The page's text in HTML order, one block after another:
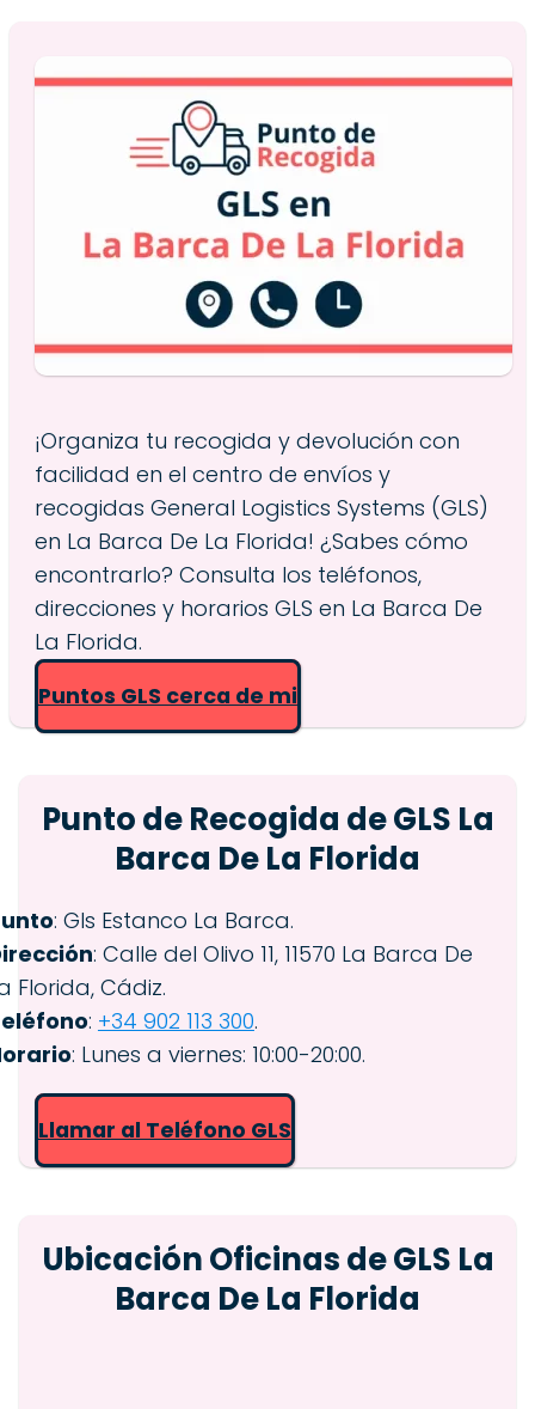
¡Organiza tu recogida y devolución con
facilidad en el centro de envíos y
recogidas General Logistics Systems (GLS)
en La Barca De La Florida! ¿Sabes cómo
encontrarlo? Consulta los teléfonos,
direcciones y horarios GLS en La Barca De
La Florida.
Puntos GLS cerca de mi
Punto de Recogida de GLS La
Barca De La Florida
: Gls Estanco La Barca.
: Calle del Olivo 11, 11570 La Barca De
Florida, Cádiz.
: +34 902 113 300.
: Lunes a viernes: 10:00-20:00.
Llamar al Teléfono GLS
Ubicación Oficinas de GLS La
Barca De La Florida